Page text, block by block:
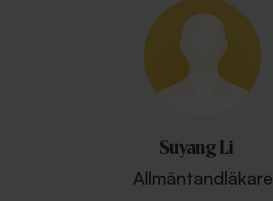
Suyang Li
Allmäntandläkare